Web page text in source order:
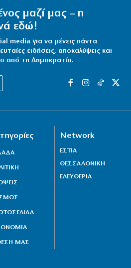
75% των εταιριών ΗΛΕΚΤΩΡ
τις απευθείας αναθέσεις
ο Ολυμπιακός
ελληνορθόδοξους της
μαζί μας – η
εδώ!
media για να μένεις πάντα
ειδήσεις, αποκαλύψεις και
από τη Δημοκρατία.
ΜΑΣ
Network
ΕΣΤΙΑ
ΘΕΣΣΑΛΟΝΙΚΗ
ΕΛΕΥΘΕΡΙΑ